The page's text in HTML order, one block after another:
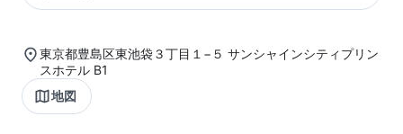
東京都豊島区東池袋３丁目１−５ サンシャインシティプリン
スホテル B1
地図